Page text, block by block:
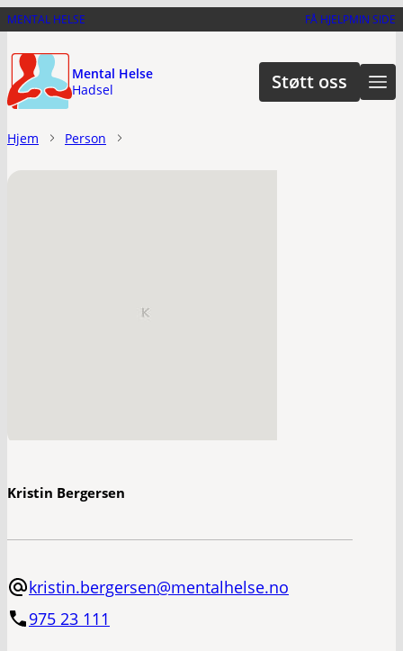
Hopp
hovedinnhold
MENTAL HELSE FÅ HJELPMIN SIDE
Mental Helse
Hadsel
Støtt oss
Hjem Person
Kristin Bergersen
kristin.bergersen@mentalhelse.no
975 23 111